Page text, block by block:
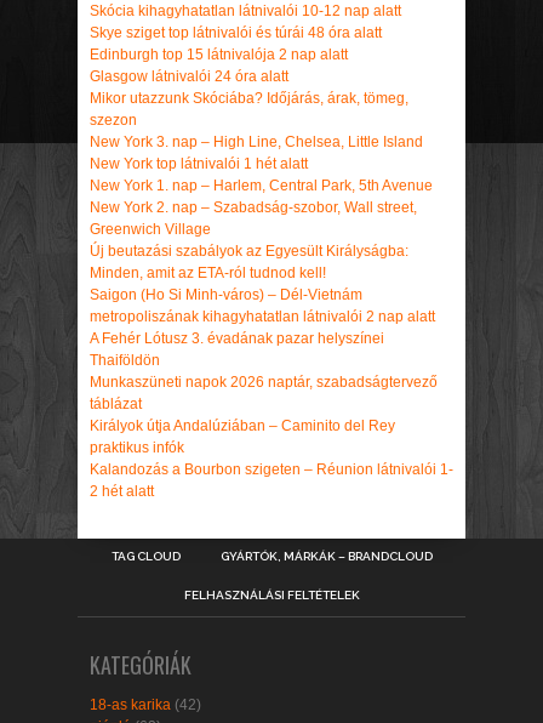
Skócia kihagyhatatlan látnivalói 10-12 nap alatt
Skye sziget top látnivalói és túrái 48 óra alatt
Edinburgh top 15 látnivalója 2 nap alatt
Glasgow látnivalói 24 óra alatt
Mikor utazzunk Skóciába? Időjárás, árak, tömeg,
szezon
New York 3. nap – High Line, Chelsea, Little Island
New York top látnivalói 1 hét alatt
New York 1. nap – Harlem, Central Park, 5th Avenue
New York 2. nap – Szabadság-szobor, Wall street,
Greenwich Village
Új beutazási szabályok az Egyesült Királyságba:
Minden, amit az ETA-ról tudnod kell!
Saigon (Ho Si Minh-város) – Dél-Vietnám
metropoliszának kihagyhatatlan látnivalói 2 nap alatt
A Fehér Lótusz 3. évadának pazar helyszínei
Thaiföldön
Munkaszüneti napok 2026 naptár, szabadságtervező
táblázat
Királyok útja Andalúziában – Caminito del Rey
praktikus infók
Kalandozás a Bourbon szigeten – Réunion látnivalói 1-
2 hét alatt
TAG CLOUD GYÁRTÓK, MÁRKÁK – BRANDCLOUD
FELHASZNÁLÁSI FELTÉTELEK
KATEGÓRIÁK
18-as karika (42)